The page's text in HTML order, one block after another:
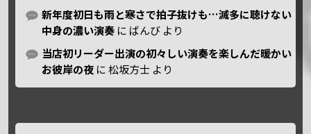
新年度初日も雨と寒さで拍子抜けも…滅多に聴けない
中身の濃い演奏 に ばんび より
当店初リーダー出演の初々しい演奏を楽しんだ暖かい
お彼岸の夜 に松坂方士 より